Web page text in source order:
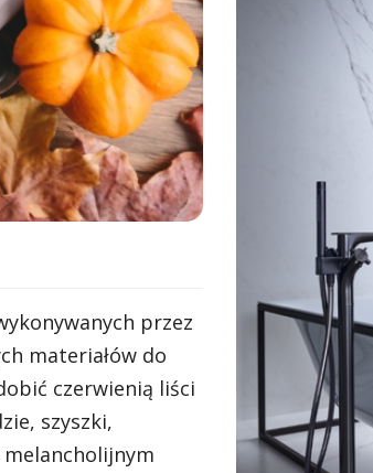
przez
materiałów do
czerwienią liści
szyszki,